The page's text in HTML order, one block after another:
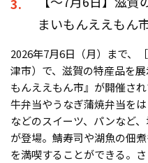
3.
まいもんええもん
2026年7月6日（月）まで、
津市）で、滋賀の特産品を
もんええもん市』が開催さ
牛弁当やうなぎ蒲焼弁当を
などのスイーツ、パンなど
が登場。鯖寿司や湖魚の佃
を満喫することができる。